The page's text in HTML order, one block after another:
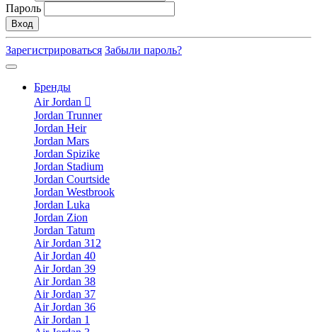
Пароль
Вход
Зарегистрироваться Забыли пароль?
Бренды
Air Jordan
Jordan Trunner
Jordan Heir
Jordan Mars
Jordan Spizike
Jordan Stadium
Jordan Courtside
Jordan Westbrook
Jordan Luka
Jordan Zion
Jordan Tatum
Air Jordan 312
Air Jordan 40
Air Jordan 39
Air Jordan 38
Air Jordan 37
Air Jordan 36
Air Jordan 1